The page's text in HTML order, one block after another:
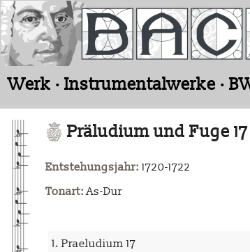
Werk · Instrumentalwerke ·
Präludium und Fuge 17
Entstehungsjahr: 1720-1722
Tonart:As-Dur
1. Praeludium 17